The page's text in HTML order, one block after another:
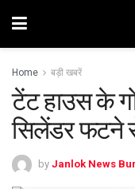
Home बड़ी खबरें
टेंट हाउस के
सिलेंडर फटने
by Janlok News